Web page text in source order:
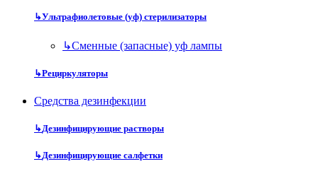
↳Ультрафиолетовые (уф) стерилизаторы
↳Сменные (запасные) уф лампы
↳Рециркуляторы
Средства дезинфекции
↳Дезинфицирующие растворы
↳Дезинфицирующие салфетки